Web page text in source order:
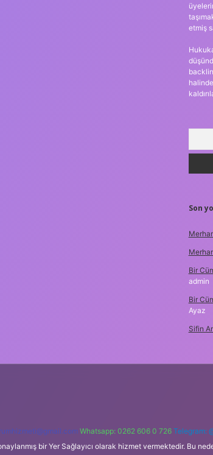
etmiş
Son
Bir
admin
Bir
Ayaz
Sifin
Whatsapp: 0262 606 0 726 Telegram:
bir Yer Sağlayıcı olarak hizmet vermektedir. Bu